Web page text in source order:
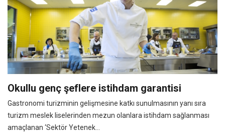
Okullu genç şeflere istihdam garantisi
Gastronomi turizminin gelişmesine katkı sunulmasının yanı sıra
turizm meslek liselerinden mezun olanlara istihdam sağlanması
amaçlanan ‘Sektör Yetenek...